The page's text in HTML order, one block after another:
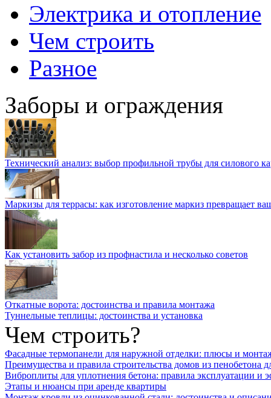
Электрика и отопление
Чем строить
Разное
Заборы и ограждения
Технический анализ: выбор профильной трубы для силового
Маркизы для террасы: как изготовление маркиз превращает
Как установить забор из профнастила и несколько советов
Откатные ворота: достоинства и правила монтажа
Туннельные теплицы: достоинства и установка
Чем строить?
Фасадные термопанели для наружной отделки: плюсы и
Преимущества и правила строительства домов из пенобетона
Виброплиты для уплотнения бетона: правила эксплуатации и
Этапы и нюансы при аренде квартиры